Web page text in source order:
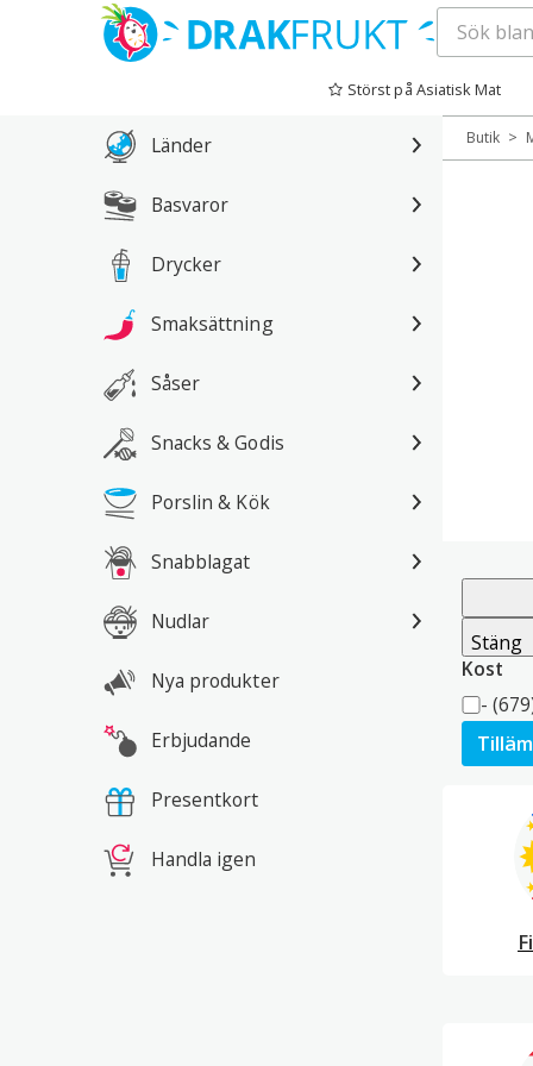
Hoppa
Störst på Asiatisk Mat
Länder
Basvaror
Drycker
Smaksättning
Såser
Snacks & Godis
Porslin & Kök
Snabblagat
Nudlar
Nya produkter
Erbjudande
Presentkort
Handla igen
Butik >
Stäng
Kost
Kost
-